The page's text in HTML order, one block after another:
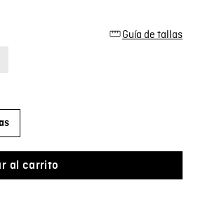
Guía de tallas
al carrito